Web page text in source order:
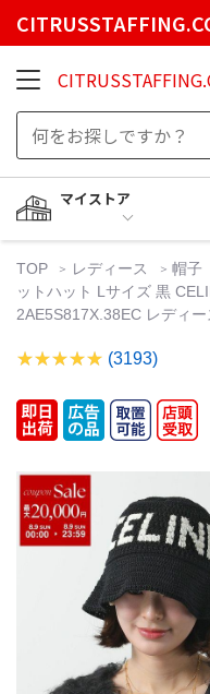
マイストア
TOP レディース 帽子
ットハット Lサイズ 黒
2AE5S817X.38EC レディー
(3193)